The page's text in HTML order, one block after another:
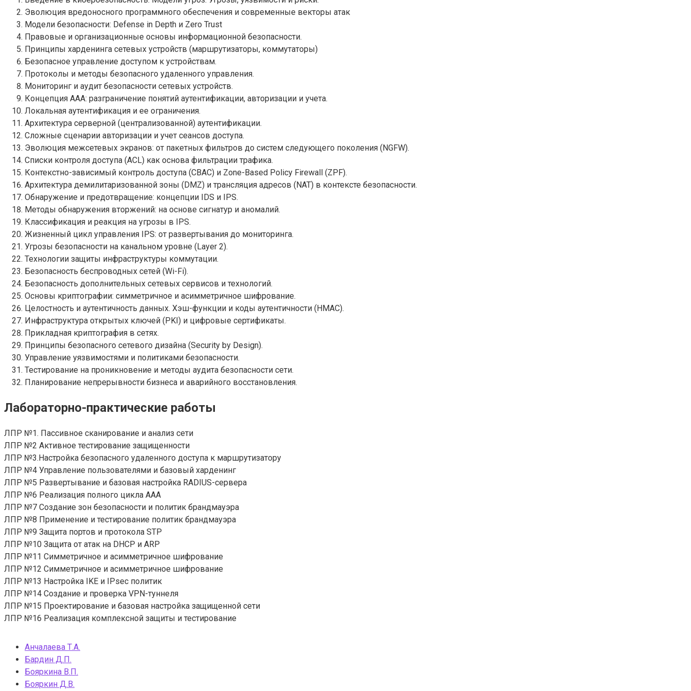
Эволюция вредоносного программного обеспечения и современные векторы атак
Модели безопасности: Defense in Depth и Zero Trust
Правовые и организационные основы информационной безопасности.
Принципы харденинга сетевых устройств (маршрутизаторы, коммутаторы)
Безопасное управление доступом к устройствам.
Протоколы и методы безопасного удаленного управления.
Мониторинг и аудит безопасности сетевых устройств.
Концепция AAA: разграничение понятий аутентификации, авторизации и учета.
Локальная аутентификация и ее ограничения.
Архитектура серверной (централизованной) аутентификации.
Сложные сценарии авторизации и учет сеансов доступа.
Эволюция межсетевых экранов: от пакетных фильтров до систем следующего поколения (NGFW).
Списки контроля доступа (ACL) как основа фильтрации трафика.
Контекстно-зависимый контроль доступа (CBAC) и Zone-Based Policy Firewall (ZPF).
Архитектура демилитаризованной зоны (DMZ) и трансляция адресов (NAT) в контексте безопасности.
Обнаружение и предотвращение: концепции IDS и IPS.
Методы обнаружения вторжений: на основе сигнатур и аномалий.
Классификация и реакция на угрозы в IPS.
Жизненный цикл управления IPS: от развертывания до мониторинга.
Угрозы безопасности на канальном уровне (Layer 2).
Технологии защиты инфраструктуры коммутации.
Безопасность беспроводных сетей (Wi-Fi).
Безопасность дополнительных сетевых сервисов и технологий.
Основы криптографии: симметричное и асимметричное шифрование.
Целостность и аутентичность данных. Хэш-функции и коды аутентичности (HMAC).
Инфраструктура открытых ключей (PKI) и цифровые сертификаты.
Прикладная криптография в сетях.
Принципы безопасного сетевого дизайна (Security by Design).
Управление уязвимостями и политиками безопасности.
Тестирование на проникновение и методы аудита безопасности сети.
Планирование непрерывности бизнеса и аварийного восстановления.
Лабораторно-практические работы
ЛПР №1. Пассивное сканирование и анализ сети
ЛПР №2 Активное тестирование защищенности
ЛПР №3.Настройка безопасного удаленного доступа к маршрутизатору
ЛПР №4 Управление пользователями и базовый харденинг
ЛПР №5 Развертывание и базовая настройка RADIUS-сервера
ЛПР №6 Реализация полного цикла AAA
ЛПР №7 Создание зон безопасности и политик брандмауэра
ЛПР №8 Применение и тестирование политик брандмауэра
ЛПР №9 Защита портов и протокола STP
ЛПР №10 Защита от атак на DHCP и ARP
ЛПР №11 Симметричное и асимметричное шифрование
ЛПР №12 Симметричное и асимметричное шифрование
ЛПР №13 Настройка IKE и IPsec политик
ЛПР №14 Создание и проверка VPN-туннеля
ЛПР №15 Проектирование и базовая настройка защищенной сети
ЛПР №16 Реализация комплексной защиты и тестирование
Анчалаева Т.А.
Бардин Д.П.
Бояркина В.П.
Бояркин Д.В.